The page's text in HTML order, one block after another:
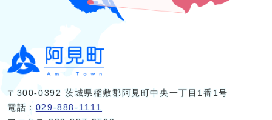
〒300-0392 茨城県稲敷郡阿見町中央一丁目1番1号
電話： 029-888-1111